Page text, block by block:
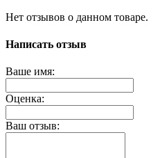
Нет отзывов о данном товаре.
Написать отзыв
Ваше имя:
Оценка:
Ваш отзыв: